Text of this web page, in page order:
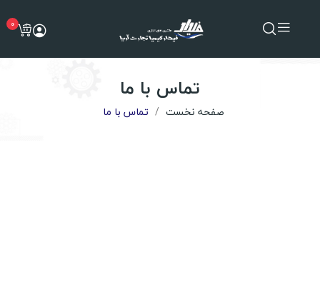
0
تماس با ما
صفحه نخست تماس با ما